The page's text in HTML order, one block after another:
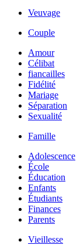
Veuvage
Couple
Amour
Célibat
fiancailles
Fidélité
Mariage
Séparation
Sexualité
Famille
Adolescence
École
Éducation
Enfants
Étudiants
Finances
Parents
Vieillesse